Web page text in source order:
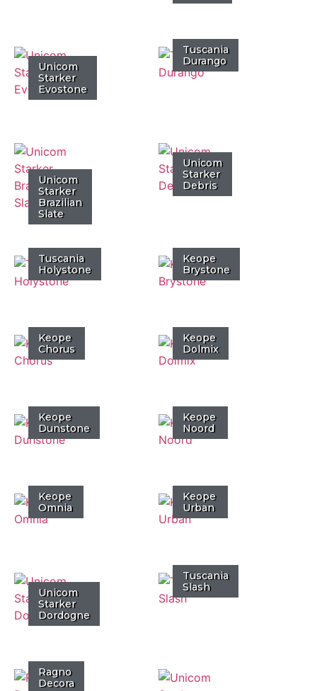
Unicom
Starker
Evostone
Tuscania
Durango
Unicom
Starker
Brazilian
Slate
Unicom
Starker
Debris
Tuscania
Holystone
Keope
Brystone
Keope
Chorus
Keope
Dolmix
Keope
Dunstone
Keope
Noord
Keope
Omnia
Keope
Urban
Unicom
Starker
Dordogne
Tuscania
Slash
Ragno
Decora